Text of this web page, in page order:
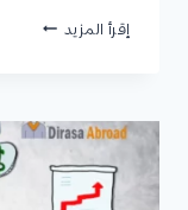
إقرأ المزيد الدراسة
الملك
عبدالعزيز:
البرامج
المتاحة،